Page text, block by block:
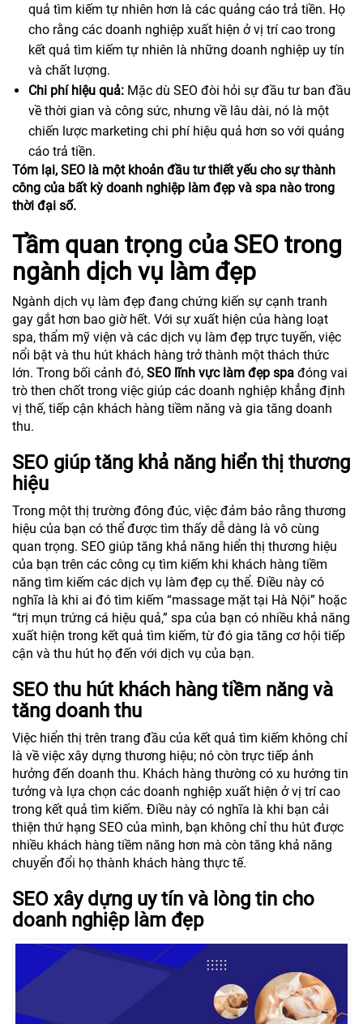
quả tìm kiếm tự nhiên hơn là các quảng cáo trả tiền. Họ
cho rằng các doanh nghiệp xuất hiện ở vị trí cao trong
kết quả tìm kiếm tự nhiên là những doanh nghiệp uy tín
và chất lượng.
Chi phí hiệu quả: Mặc dù SEO đòi hỏi sự đầu tư ban đầu
về thời gian và công sức, nhưng về lâu dài, nó là một
chiến lược marketing chi phí hiệu quả hơn so với quảng
cáo trả tiền.
Tóm lại, SEO là một khoản đầu tư thiết yếu cho sự thành
công của bất kỳ doanh nghiệp làm đẹp và spa nào trong
thời đại số.
Tầm quan trọng của SEO trong
ngành dịch vụ làm đẹp
Ngành dịch vụ làm đẹp đang chứng kiến sự cạnh tranh
gay gắt hơn bao giờ hết. Với sự xuất hiện của hàng loạt
spa, thẩm mỹ viện và các dịch vụ làm đẹp trực tuyến, việc
nổi bật và thu hút khách hàng trở thành một thách thức
lớn. Trong bối cảnh đó, SEO lĩnh vực làm đẹp spa đóng vai
trò then chốt trong việc giúp các doanh nghiệp khẳng định
vị thế, tiếp cận khách hàng tiềm năng và gia tăng doanh
thu.
SEO giúp tăng khả năng hiển thị thương
hiệu
Trong một thị trường đông đúc, việc đảm bảo rằng thương
hiệu của bạn có thể được tìm thấy dễ dàng là vô cùng
quan trọng. SEO giúp tăng khả năng hiển thị thương hiệu
của bạn trên các công cụ tìm kiếm khi khách hàng tiềm
năng tìm kiếm các dịch vụ làm đẹp cụ thể. Điều này có
nghĩa là khi ai đó tìm kiếm “massage mặt tại Hà Nội” hoặc
“trị mụn trứng cá hiệu quả,” spa của bạn có nhiều khả năng
xuất hiện trong kết quả tìm kiếm, từ đó gia tăng cơ hội tiếp
cận và thu hút họ đến với dịch vụ của bạn.
SEO thu hút khách hàng tiềm năng và
tăng doanh thu
Việc hiển thị trên trang đầu của kết quả tìm kiếm không chỉ
là về việc xây dựng thương hiệu; nó còn trực tiếp ảnh
hưởng đến doanh thu. Khách hàng thường có xu hướng tin
tưởng và lựa chọn các doanh nghiệp xuất hiện ở vị trí cao
trong kết quả tìm kiếm. Điều này có nghĩa là khi bạn cải
thiện thứ hạng SEO của mình, bạn không chỉ thu hút được
nhiều khách hàng tiềm năng hơn mà còn tăng khả năng
chuyển đổi họ thành khách hàng thực tế.
SEO xây dựng uy tín và lòng tin cho
doanh nghiệp làm đẹp